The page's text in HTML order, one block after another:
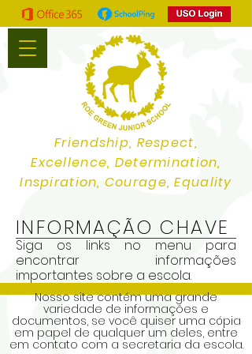
Friendship, Respect,
Excellence, Determination,
Inspiration, Courage, Equality
INFORMAÇÃO CHAVE
Siga os links no menu para
encontrar informações
importantes sobre a escola.
Nosso site contém uma grande
variedade de informações e
documentos, se você quiser uma cópia
em papel de qualquer um deles, entre
em contato com a secretaria da escola.